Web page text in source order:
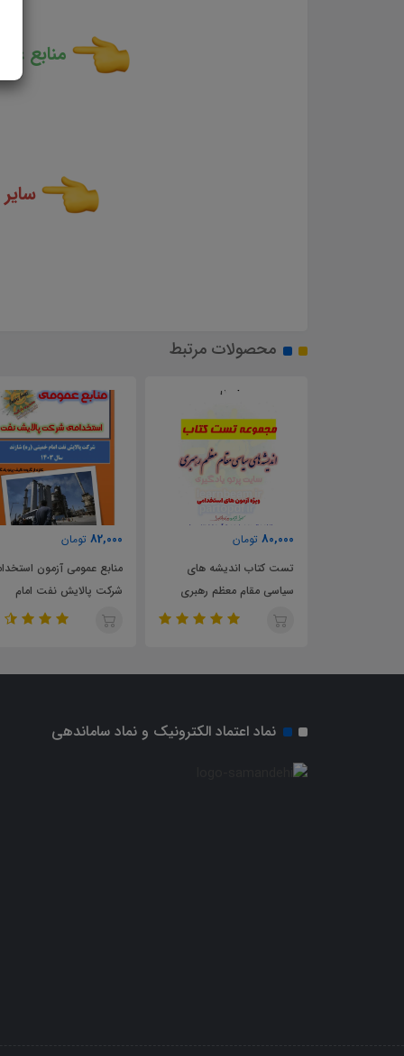
منابع
محصولات مرتبط
80,000 تومان
تست کتاب اندیشه های
سیاسی مقام معظم رهبری
82,000 تومان
منابع عمومی آزمون
شرکت پالایش نفت امام
خمینی شازند
نماد اعتماد الکترونیک و نماد ساماندهی